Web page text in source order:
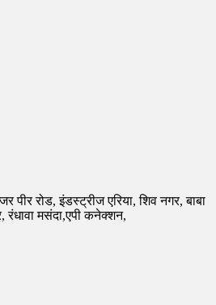
पीर रोड, इंडस्ट्रीज एरिया, शिव नगर, बाबा
रंधावा मसंदा,एपी कनेक्शन,